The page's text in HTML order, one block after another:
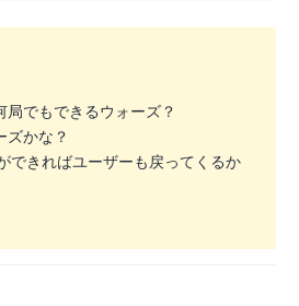
局でもできるウォーズ？
ズかな？
できればユーザーも戻ってくるか